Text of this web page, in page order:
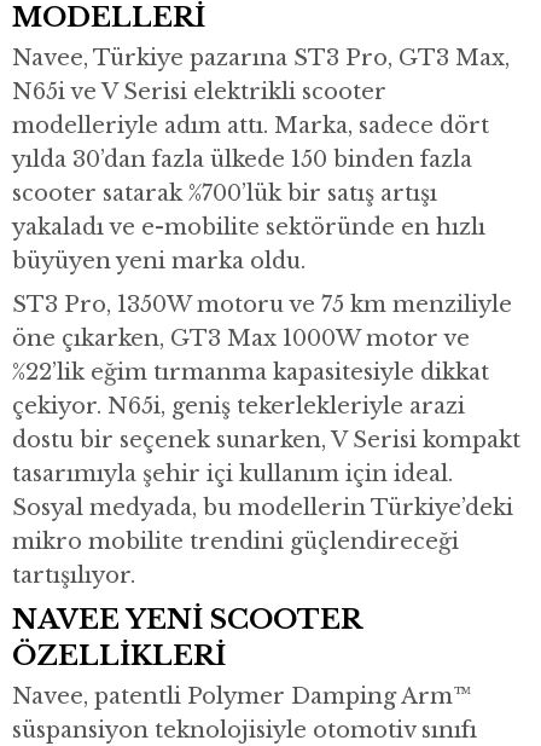
MODELLERİ
Navee, Türkiye pazarına ST3 Pro, GT3 Max,
N65i ve V Serisi elektrikli scooter
modelleriyle adım attı. Marka, sadece dört
yılda 30’dan fazla ülkede 150 binden fazla
scooter satarak %700’lük bir satış artışı
yakaladı ve e-mobilite sektöründe en hızlı
büyüyen yeni marka oldu.
ST3 Pro, 1350W motoru ve 75 km menziliyle
öne çıkarken, GT3 Max 1000W motor ve
%22’lik eğim tırmanma kapasitesiyle dikkat
çekiyor. N65i, geniş tekerlekleriyle arazi
dostu bir seçenek sunarken, V Serisi kompakt
tasarımıyla şehir içi kullanım için ideal.
Sosyal medyada, bu modellerin Türkiye’deki
mikro mobilite trendini güçlendireceği
tartışılıyor.
NAVEE YENİ SCOOTER
ÖZELLİKLERİ
Navee, patentli Polymer Damping Arm™
süspansiyon teknolojisiyle otomotiv sınıfı